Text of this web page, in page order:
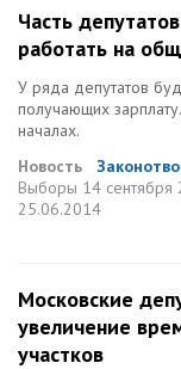
Часть
работать на
У ряда депутатов
получающих
началах.
Новость
Выборы 14 сентября
25.06.2014
Московские
увеличение
участков